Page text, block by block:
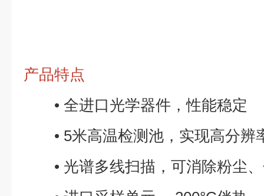
产品特点
• 全进口光学器件，性能稳定
• 5米高温检测池，实现高分辨
• 光谱多线扫描，可消除粉尘、